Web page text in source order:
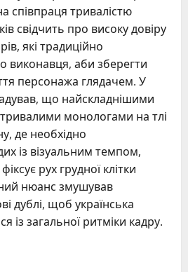
співпраця тривалістю
свідчить про високу довіру
які традиційно
виконавця, аби зберегти
персонажа глядачем. У
що найскладнішими
монологами на тлі
де необхідно
із візуальним темпом,
рух грудної клітки
нюанс змушував
дублі, щоб українська
із загальної ритміки кадру.